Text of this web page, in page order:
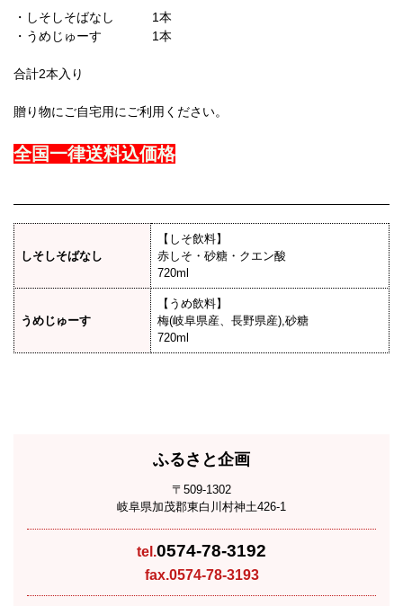
・しそしそばなし 1本
・うめじゅーす 1本
合計2本入り
贈り物にご自宅用にご利用ください。
全国一律送料込価格
しそしそばなし
【しそ飲料】
赤しそ・砂糖・クエン酸
720ml
うめじゅーす
【うめ飲料】
梅(岐阜県産、長野県産),砂糖
720ml
ふるさと企画
〒509-1302
岐阜県加茂郡東白川村神土426-1
tel.0574-78-3192
fax.0574-78-3193